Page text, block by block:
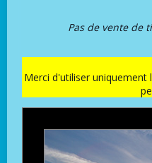
Pas de vente de
Merci d'utiliser uniquement